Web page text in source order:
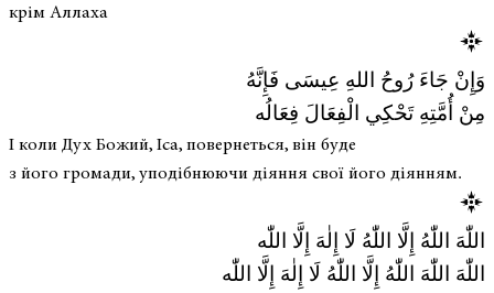
крім Аллаха
وَإِنْ جَاءَ رُوحُ اللهِ عِيسَى فَإِنَّهُ
مِنْ أُمَّتِهِ تَحْكِي الْفِعَالَ فِعَالُه
І коли Дух Божий, Іса, повернеться, він буде
з його громади, уподібнюючи діяння свої його діянням.
اللّٰهَ اللّٰهُ إِلَّا اللّٰهُ لَا إِلٰهَ إِلَّا اللّٰه
اللّٰهَ اللّٰهَ اللّٰهُ إِلَّا اللّٰهُ لَا إِلٰهَ إِلَّا اللّٰه